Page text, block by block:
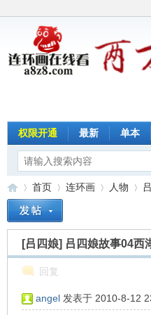
权限开通 最新 单本
»
首页
›
连环画
›
人物
›
[吕四娘] 吕四娘故事04西
回复
angel 发表于 2010-8-12